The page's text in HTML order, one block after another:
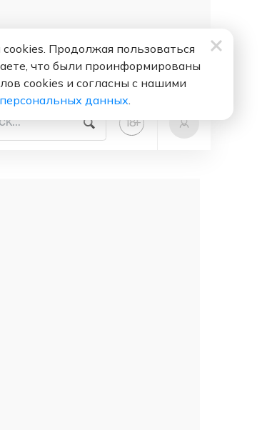
18+
Продолжая пользоваться
что были проинформированы
cookies и согласны с нашими
данных.